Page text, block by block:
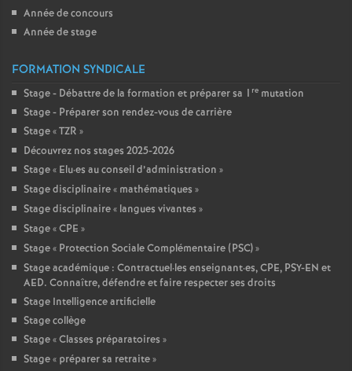
Année de concours
Année de stage
FORMATION SYNDICALE
Stage - Débattre de la formation et préparer sa 1 re mutation
Stage - Préparer son rendez-vous de carrière
Stage «TZR »
Découvrez nos stages 2025-2026
Stage « Elu·es au conseil d’administration »
Stage disciplinaire « mathématiques »
Stage disciplinaire « langues vivantes »
Stage «CPE »
Stage « Protection Sociale Complémentaire (PSC)»
Stage académique : Contractuel·les enseignant·es, CPE, PSY-EN et
AED. Connaître, défendre et faire respecter ses droits
Stage Intelligence artificielle
Stage collège
Stage «Classes préparatoires »
Stage « préparer sa retraite»